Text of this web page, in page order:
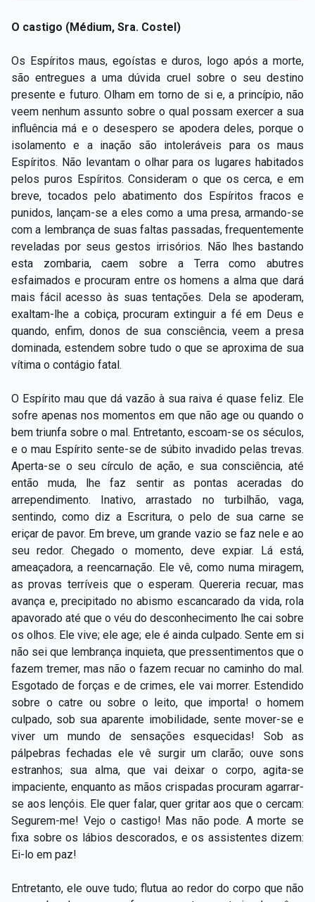
O castigo (Médium, Sra. Costel)
Os Espíritos maus, egoístas e duros, logo após a morte,
são entregues a uma dúvida cruel sobre o seu destino
presente e futuro. Olham em torno de si e, a princípio, não
veem nenhum assunto sobre o qual possam exercer a sua
influência má e o desespero se apodera deles, porque o
isolamento e a inação são intoleráveis para os maus
Espíritos. Não levantam o olhar para os lugares habitados
pelos puros Espíritos. Consideram o que os cerca, e em
breve, tocados pelo abatimento dos Espíritos fracos e
punidos, lançam-se a eles como a uma presa, armando-se
com a lembrança de suas faltas passadas, frequentemente
reveladas por seus gestos irrisórios. Não lhes bastando
esta zombaria, caem sobre a Terra como abutres
esfaimados e procuram entre os homens a alma que dará
mais fácil acesso às suas tentações. Dela se apoderam,
exaltam-lhe a cobiça, procuram extinguir a fé em Deus e
quando, enfim, donos de sua consciência, veem a presa
dominada, estendem sobre tudo o que se aproxima de sua
vítima o contágio fatal.
O Espírito mau que dá vazão à sua raiva é quase feliz. Ele
sofre apenas nos momentos em que não age ou quando o
bem triunfa sobre o mal. Entretanto, escoam-se os séculos,
e o mau Espírito sente-se de súbito invadido pelas trevas.
Aperta-se o seu círculo de ação, e sua consciência, até
então muda, lhe faz sentir as pontas aceradas do
arrependimento. Inativo, arrastado no turbilhão, vaga,
sentindo, como diz a Escritura, o pelo de sua carne se
eriçar de pavor. Em breve, um grande vazio se faz nele e ao
seu redor. Chegado o momento, deve expiar. Lá está,
ameaçadora, a reencarnação. Ele vê, como numa miragem,
as provas terríveis que o esperam. Quereria recuar, mas
avança e, precipitado no abismo escancarado da vida, rola
apavorado até que o véu do desconhecimento lhe cai sobre
os olhos. Ele vive; ele age; ele é ainda culpado. Sente em si
não sei que lembrança inquieta, que pressentimentos que o
fazem tremer, mas não o fazem recuar no caminho do mal.
Esgotado de forças e de crimes, ele vai morrer. Estendido
sobre o catre ou sobre o leito, que importa! o homem
culpado, sob sua aparente imobilidade, sente mover-se e
viver um mundo de sensações esquecidas! Sob as
pálpebras fechadas ele vê surgir um clarão; ouve sons
estranhos; sua alma, que vai deixar o corpo, agita-se
impaciente, enquanto as mãos crispadas procuram agarrar-
se aos lençóis. Ele quer falar, quer gritar aos que o cercam:
Segurem-me! Vejo o castigo! Mas não pode. A morte se
fixa sobre os lábios descorados, e os assistentes dizem:
Ei-lo em paz!
Entretanto, ele ouve tudo; flutua ao redor do corpo que não